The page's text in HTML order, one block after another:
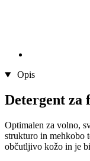
Opis
Detergent za
Optimalen za volno,
strukturo in mehkobo
občutljivo kožo in je